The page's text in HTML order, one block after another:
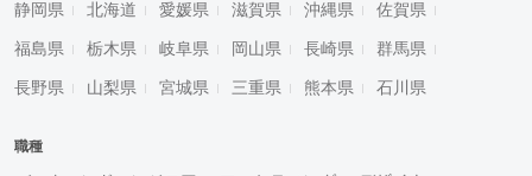
静岡県 北海道 愛媛県 滋賀県 沖縄県 佐賀県
福島県 栃木県 岐阜県 岡山県 長崎県 群馬県
長野県 山梨県 宮城県 三重県 熊本県 石川県
職種